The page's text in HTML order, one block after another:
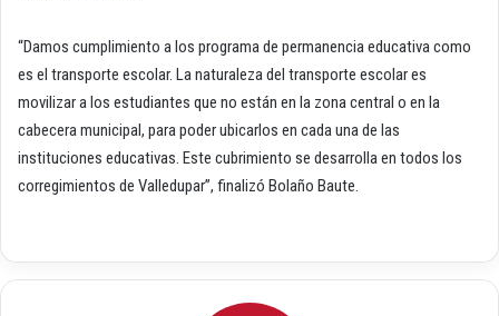
“Damos cumplimiento a los programa de permanencia educativa como
es el transporte escolar. La naturaleza del transporte escolar es
movilizar a los estudiantes que no están en la zona central o en la
cabecera municipal, para poder ubicarlos en cada una de las
instituciones educativas. Este cubrimiento se desarrolla en todos los
corregimientos de Valledupar”, finalizó Bolaño Baute.